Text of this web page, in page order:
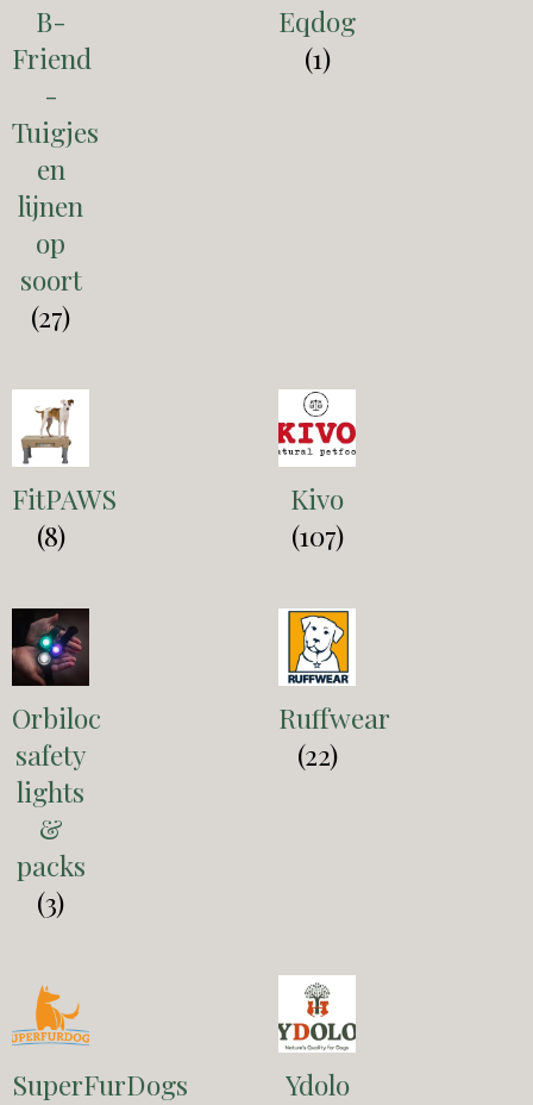
B-
Friend
-
Tuigjes
en
lijnen
op
soort
(27)
Eqdog
(1)
FitPAWS
(8)
Kivo
(107)
Orbiloc
safety
lights
&
packs
(3)
Ruffwear
(22)
SuperFurDogs
Ydolo